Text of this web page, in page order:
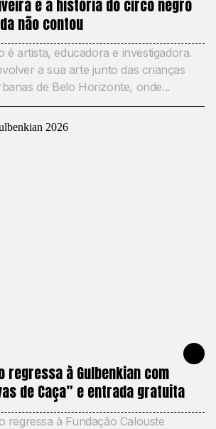
e a história do circo negro
não contou
é artista, educadora e investigadora.
a sua arte junto das crianças
de Belo Horizonte, onde...
11 DE
regressa à Gulbenkian com
de Caça” e entrada gratuita
regressa à Fundação Calouste